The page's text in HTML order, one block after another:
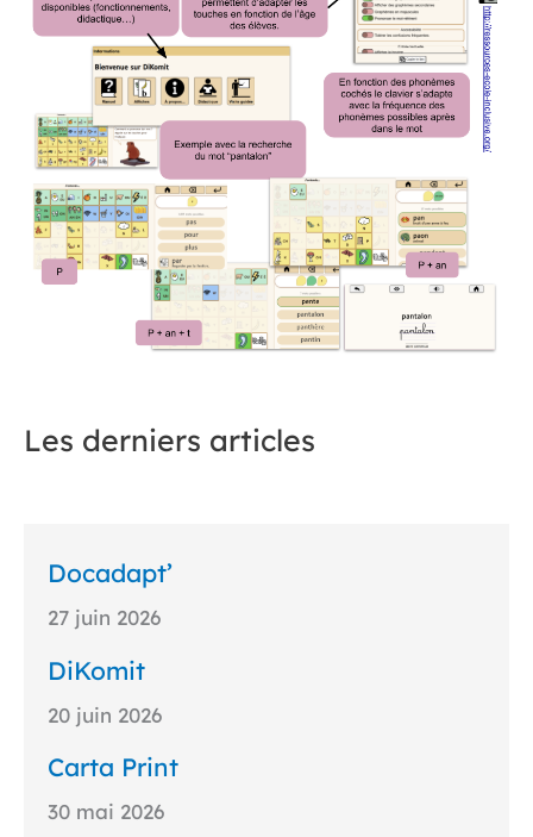
Les derniers articles
Docadapt’
27 juin 2026
DiKomit
20 juin 2026
Carta Print
30 mai 2026